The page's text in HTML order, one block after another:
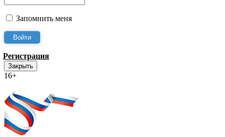
Запомнить меня
Регистрация
Закрыть
16+